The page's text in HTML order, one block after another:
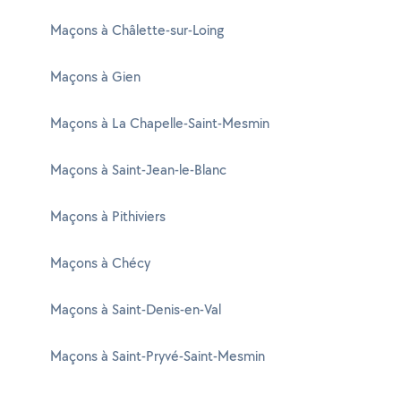
Maçons à Châlette-sur-Loing
Maçons à Gien
Maçons à La Chapelle-Saint-Mesmin
Maçons à Saint-Jean-le-Blanc
Maçons à Pithiviers
Maçons à Chécy
Maçons à Saint-Denis-en-Val
Maçons à Saint-Pryvé-Saint-Mesmin